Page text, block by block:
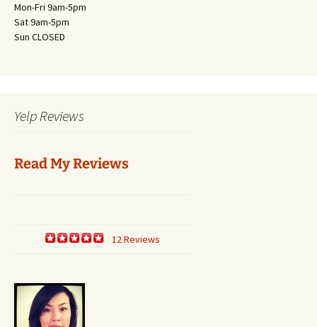
Mon-Fri 9am-5pm
Sat 9am-5pm
Sun CLOSED
Yelp Reviews
Read My Reviews
12 Reviews